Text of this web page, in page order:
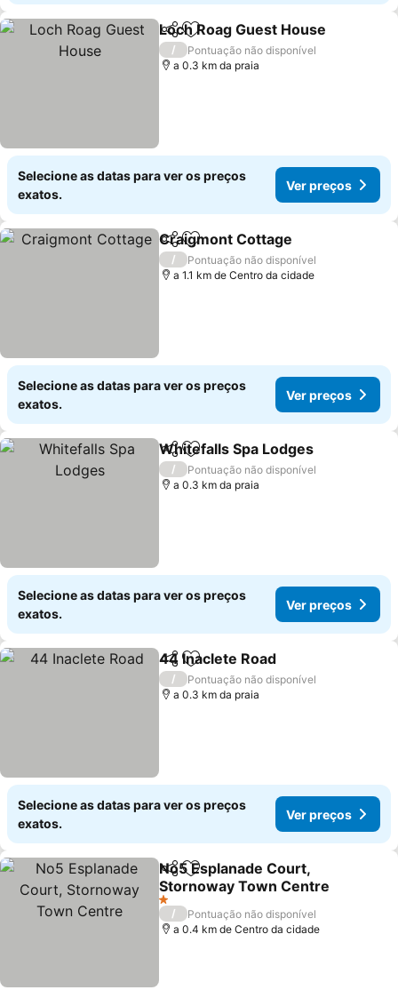
PartilharAdicionar aos favoritos
Loch Roag Guest House
/
Pontuação não disponível
a 0.3 km da praia
Selecione as datas para ver os preços
exatos.
Ver preços
PartilharAdicionar aos favoritos
Craigmont Cottage
/
Pontuação não disponível
a 1.1 km de Centro da cidade
Selecione as datas para ver os preços
exatos.
Ver preços
PartilharAdicionar aos favoritos
Whitefalls Spa Lodges
/
Pontuação não disponível
a 0.3 km da praia
Selecione as datas para ver os preços
exatos.
Ver preços
PartilharAdicionar aos favoritos
44 Inaclete Road
/
Pontuação não disponível
a 0.3 km da praia
Selecione as datas para ver os preços
exatos.
Ver preços
PartilharAdicionar aos favoritos
No5 Esplanade Court,
Stornoway Town Centre
1 Estrelas
/
Pontuação não disponível
a 0.4 km de Centro da cidade